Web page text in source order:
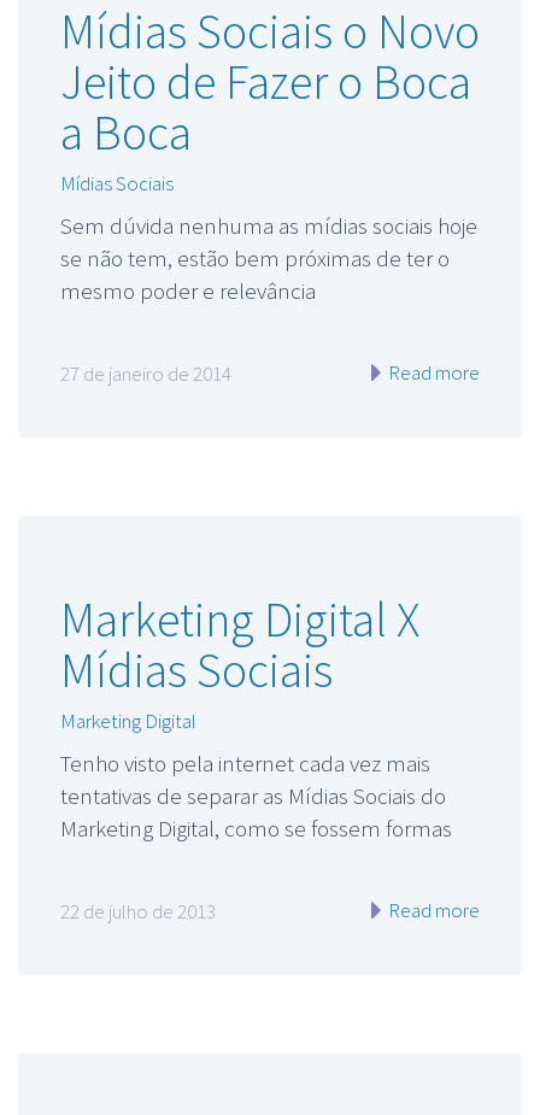
Mídias Sociais o Novo
Jeito de Fazer o Boca
a Boca
Mídias Sociais
Sem dúvida nenhuma as mídias sociais hoje
se não tem, estão bem próximas de ter o
mesmo poder e relevância
27 de janeiro de 2014 Read more
Marketing Digital X
Mídias Sociais
Marketing Digital
Tenho visto pela internet cada vez mais
tentativas de separar as Mídias Sociais do
Marketing Digital, como se fossem formas
22 de julho de 2013 Read more